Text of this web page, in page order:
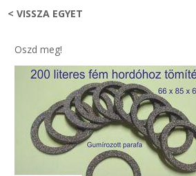
IPARI KARIMA TÖMÍTÉS
TÖMÍTŐ TÁBLA - SZIGETELŐ LEMEZ
GUMILEMEZ - FILC - HÓTOLÓ
Hírek
< VISSZA EGYET
Oszd meg!